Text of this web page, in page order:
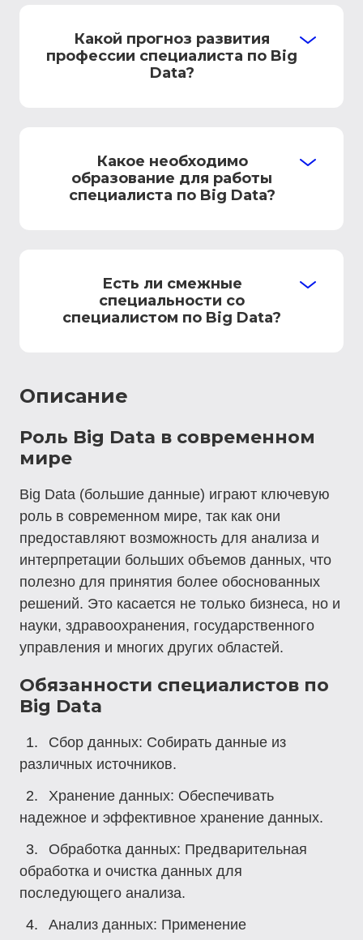
Какой прогноз развития
профессии специалиста по Big
Data?
Какое необходимо
образование для работы
специалиста по Big Data?
Есть ли смежные
специальности со
специалистом по Big Data?
Описание
Роль Big Data в современном
мире
Big Data (большие данные) играют ключевую
роль в современном мире, так как они
предоставляют возможность для анализа и
интерпретации больших объемов данных, что
полезно для принятия более обоснованных
решений. Это касается не только бизнеса, но и
науки, здравоохранения, государственного
управления и многих других областей.
Обязанности специалистов по
Big Data
Сбор данных: Собирать данные из
различных источников.
Хранение данных: Обеспечивать
надежное и эффективное хранение данных.
Обработка данных: Предварительная
обработка и очистка данных для
последующего анализа.
Анализ данных: Применение